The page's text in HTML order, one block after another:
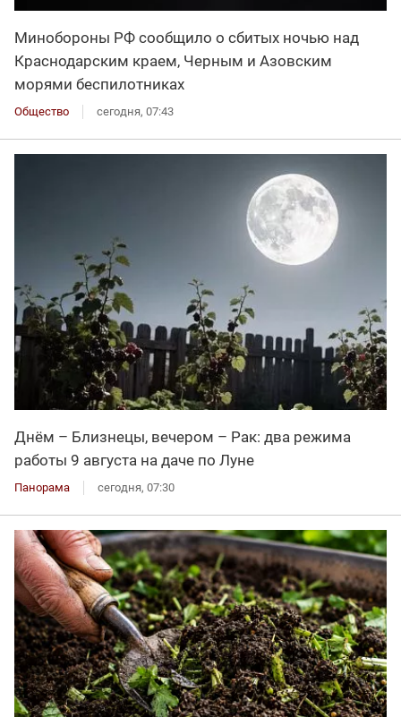
Минобороны РФ сообщило о сбитых ночью над
Краснодарским краем, Черным и Азовским
морями беспилотниках
Общество сегодня, 07:43
Днём – Близнецы, вечером – Рак: два режима
работы 9 августа на даче по Луне
Панорама сегодня, 07:30